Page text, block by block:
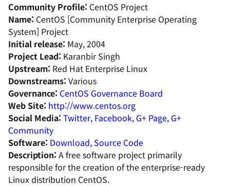
Community Profile: CentOS Project
Name: CentOS [Community Enterprise Operating
System] Project
Initial release: May, 2004
Project Lead: Karanbir Singh
Upstream: Red Hat Enterprise Linux
Downstreams: Various
Governance: CentOS Governance Board
Web Site: http://www.centos.org
Social Media: Twitter, Facebook, G+ Page, G+
Community
Software: Download, Source Code
Description: A free software project primarily
responsible for the creation of the enterprise-ready
Linux distribution CentOS.